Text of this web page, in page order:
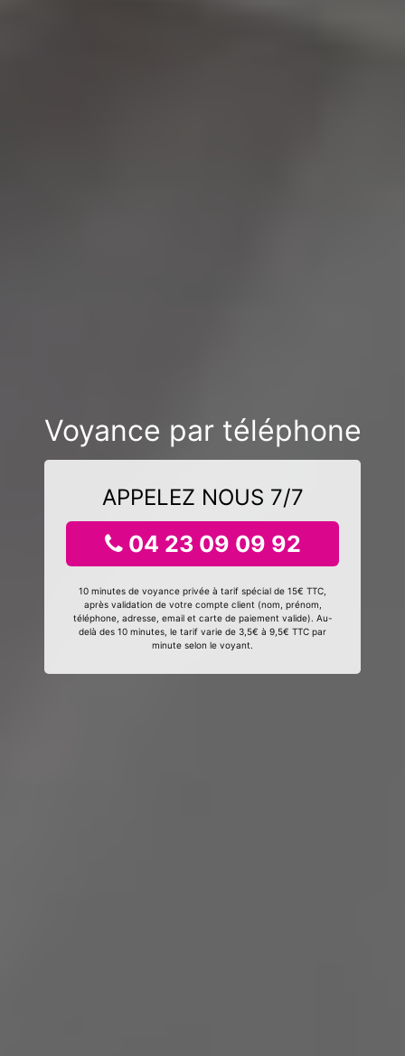
Voyance par téléphone
APPELEZ NOUS 7/7
04 23 09 09 92
10 minutes de voyance privée à tarif spécial de 15€ TTC,
après validation de votre compte client (nom, prénom,
téléphone, adresse, email et carte de paiement valide). Au-
delà des 10 minutes, le tarif varie de 3,5€ à 9,5€ TTC par
minute selon le voyant.